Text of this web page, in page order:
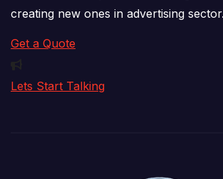
creating new ones in advertising sector.
Get a Quote
Lets Start Talking